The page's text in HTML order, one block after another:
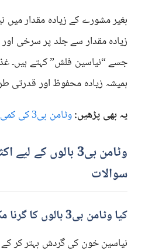
بغیر مشورے کے زیادہ مقدار میں
زیادہ مقدار سے جلد پر سرخی
جسے “نیاسین فلش” کہتے ہیں۔
ہمیشہ زیادہ محفوظ اور قدرتی
یہ بھی پڑھیں:وٹامن بی3 کی کمی کی علامات اور علاج
وٹامن بی3 بالوں کے
سوالات
کیا وٹامن بی3 بالوں کا گرنا مکمل روک سکتا ہے؟
نیاسین خون کی گردش بہتر کر